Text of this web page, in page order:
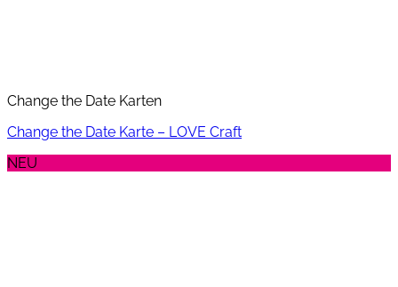
Change the Date Karten
Change the Date Karte – LOVE Craft
NEU